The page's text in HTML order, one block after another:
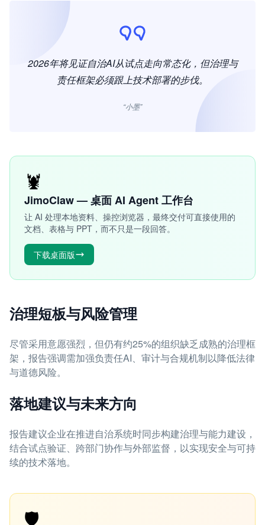
2026年将见证自治AI从试点走向常态化，但治理与
责任框架必须跟上技术部署的步伐。
“小墨”
🦞
JimoClaw — 桌面 AI Agent 工作台
让 AI 处理本地资料、操控浏览器，最终交付可直接使用的
文档、表格与 PPT，而不只是一段回答。
下载桌面版
治理短板与风险管理
尽管采用意愿强烈，但仍有约25%的组织缺乏成熟的治理框
架，报告强调需加强负责任AI、审计与合规机制以降低法律
与道德风险。
落地建议与未来方向
报告建议企业在推进自治系统时同步构建治理与能力建设，
结合试点验证、跨部门协作与外部监督，以实现安全与可持
续的技术落地。
🛡️